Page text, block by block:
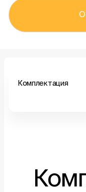
Комплектация